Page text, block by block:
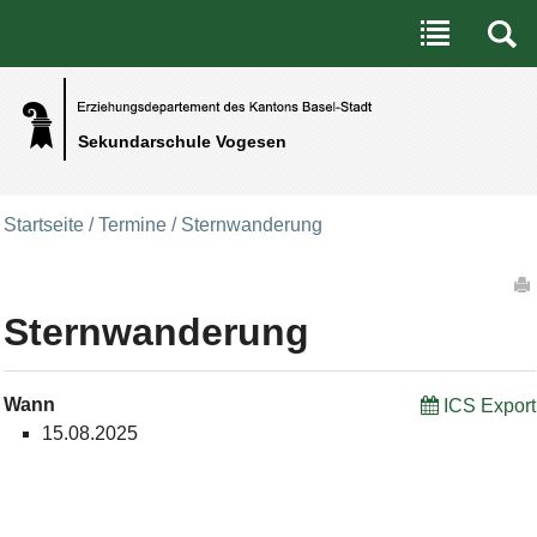
Sekundarschule Vogesen
Benutzerspezifische Werkzeuge
Direkt zum Inhalt|Direkt zur Navigation
Startseite /Termine / Sternwanderung
Sternwanderung
ICS Export
Wann
15.08.2025